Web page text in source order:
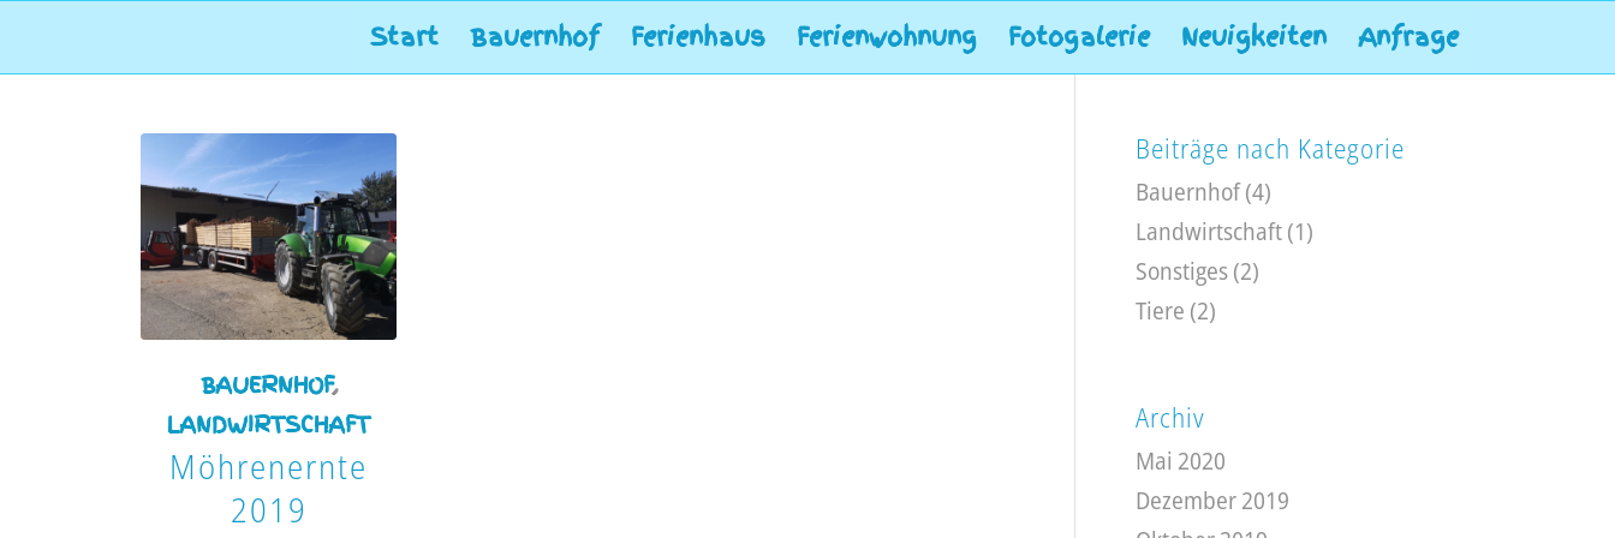
Start Bauernhof Ferienhaus Ferienwohnung Fotogalerie Neuigkeiten Anfrage
BAUERNHOF,
LANDWIRTSCHAFT
Möhrenernte
2019
Beiträge nach Kategorie
Bauernhof(4)
Landwirtschaft(1)
Sonstiges(2)
Tiere (2)
Archiv
Mai 2020
Dezember 2019